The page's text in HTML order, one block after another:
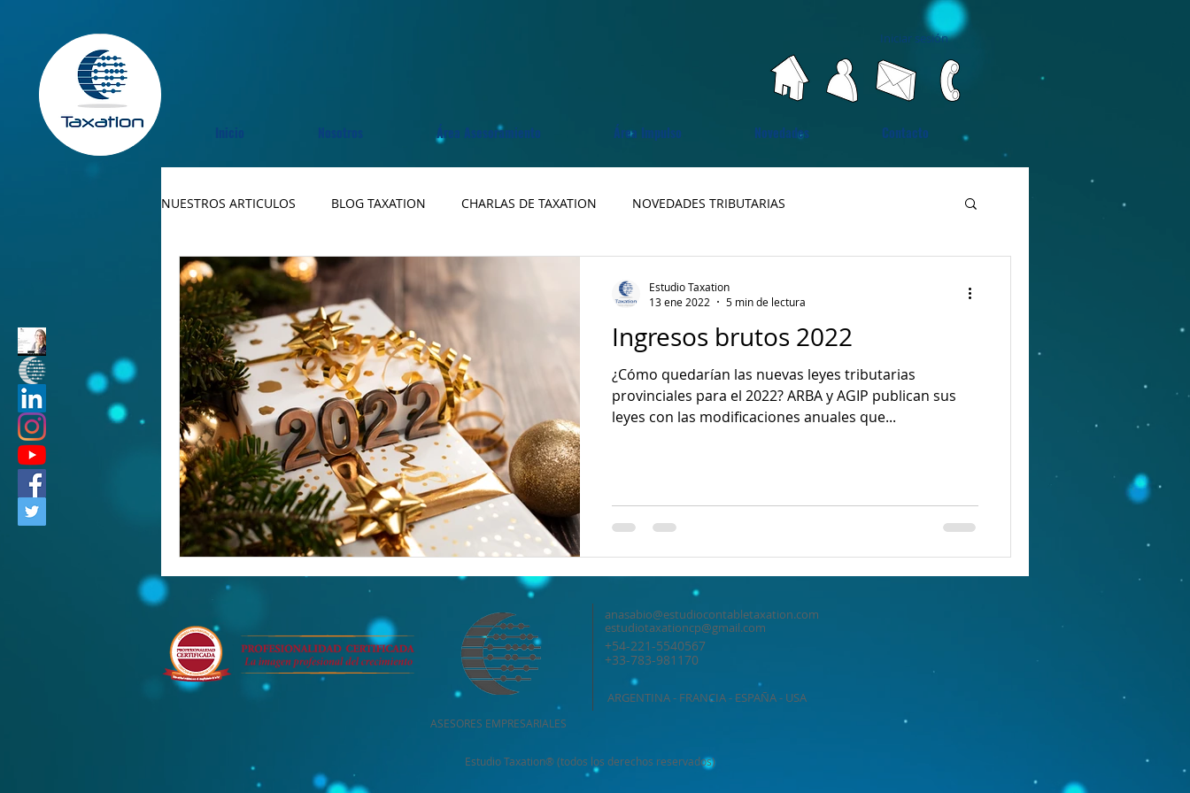
Iniciar sesión
Inicio Área Asesoramiento Área Impulso Novedades Contacto
NUESTROS ARTICULOS BLOG TAXATION CHARLAS DE TAXATION NOVEDADES TRIBUTARIAS
Ingresos brutos 2022
¿Cómo quedarían las nuevas leyes tributarias
provinciales para el 2022? ARBA y AGIP publican sus
leyes con las modificaciones anuales que...
Estudio Taxation
13 ene 2022
5 min de lectura
ASESORES EMPRESARIALES
+54-221-5540567
+33-783-981170
anasabio@estudiocontabletaxation.com
estudiotaxationcp@gmail.com
ARGENTINA - FRANCIA - ESPAÑA - USA
Estudio Taxation® (todos los derechos reservados)